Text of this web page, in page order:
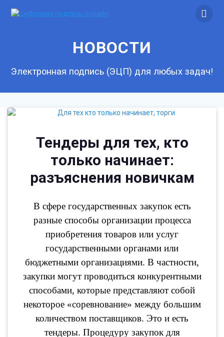
НОВОСТИ
Электронная подпись (ЭЦП) для любых задач!
Тендеры для тех, кто
только начинает:
разъяснения новичкам
В сфере государственных закупок есть
разные способы организации процесса
приобретения товаров или услуг
государственными органами или
бюджетными организациями. В частности,
закупки могут проводиться конкурентными
способами, которые представляют собой
некоторое «соревнование» между большим
количеством поставщиков. Это и есть
тендеры. Процедуру закупок для